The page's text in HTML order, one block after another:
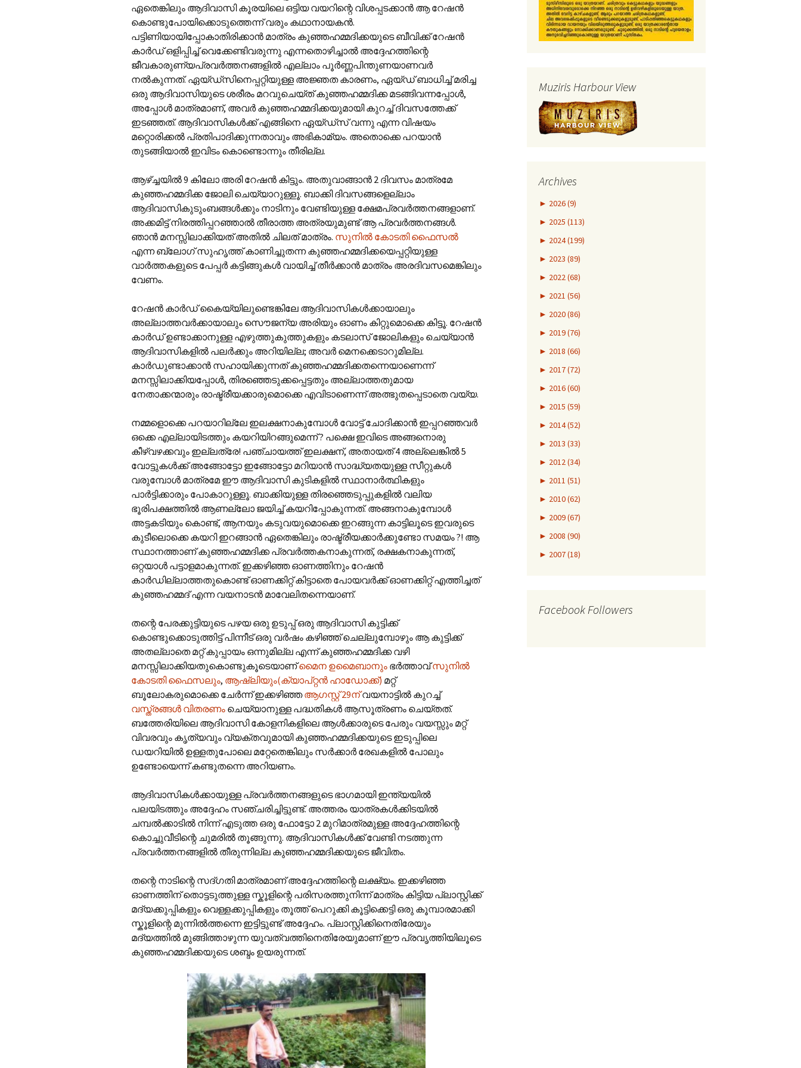
ഏതെങ്കിലും ആദിവാസി കൂരയിലെ ഒട്ടിയ വയറിന്റെ വിശപ്പടക്കാന്‍ ആ റേഷന്‍
കൊണ്ടുപോയിക്കൊടുത്തെന്ന് വരും കഥാനായകന്‍.
പട്ടിണിയായിപ്പോകാതിരിക്കാന്‍ മാത്രം കുഞ്ഞഹമ്മദിക്കയുടെ ബീവിക്ക് റേഷന്‍
കാര്‍ഡ് ഒളിപ്പിച്ച് വെക്കേണ്ടിവരുന്നു എന്നതൊഴിച്ചാല്‍ അദ്ദേഹത്തിന്റെ
ജീവകാരുണ്യപ്രവര്‍ത്തനങ്ങളില്‍ എല്ലാം പൂര്‍ണ്ണപിന്തുണയാണവര്‍
നല്‍കുന്നത്. ഏയ്ഡ്‌സിനെപ്പറ്റിയുള്ള അജ്ഞത കാരണം, ഏയ്‌ഡ് ബാധിച്ച് മരിച്ച
ഒരു ആദിവാസിയുടെ ശരീരം മറവുചെയ്ത് കുഞ്ഞഹമ്മദിക്ക മടങ്ങിവന്നപ്പോള്‍,
അപ്പോള്‍ മാത്രമാണ്, അവര്‍ കുഞ്ഞഹമ്മദിക്കയുമായി കുറച്ച് ദിവസത്തേക്ക്
ഇടഞ്ഞത്. ആദിവാസികള്‍ക്ക് എങ്ങിനെ ഏയ്‌ഡ്സ് വന്നു എന്ന വിഷയം
മറ്റൊരിക്കല്‍ പ്രതിപാദിക്കുന്നതാവും അഭികാമ്യം. അതൊക്കെ പറയാന്‍
തുടങ്ങിയാല്‍ ഇവിടം കൊണ്ടൊന്നും തീരില്ല.
ആഴ്ച്ചയില്‍ 9 കിലോ അരി റേഷന്‍ കിട്ടും. അതുവാങ്ങാന്‍ 2 ദിവസം മാത്രമേ
കുഞ്ഞഹമ്മദിക്ക ജോലി ചെയ്യാറുള്ളൂ. ബാക്കി ദിവസങ്ങളെല്ലാം
ആദിവാസികുടുംബങ്ങള്‍ക്കും നാടിനും വേണ്ടിയുള്ള ക്ഷേമപ്രവര്‍ത്തനങ്ങളാണ്.
അക്കമിട്ട് നിരത്തിപ്പറഞ്ഞാല്‍ തീരാത്ത അത്രയുമുണ്ട് ആ പ്രവര്‍ത്തനങ്ങള്‍.
ഞാന്‍ മനസ്സിലാക്കിയത് അതില്‍ ചിലത് മാത്രം. സുനില്‍ കോടതി ഫൈസല്‍
എന്ന ബ്ലോഗ് സുഹൃത്ത് കാണിച്ചുതന്ന കുഞ്ഞഹമ്മദിക്കയെപ്പറ്റിയുള്ള
വാര്‍ത്തകളുടെ പേപ്പര്‍ കട്ടിങ്ങുകള്‍ വായിച്ച് തീര്‍ക്കാന്‍ മാത്രം അരദിവസമെങ്കിലും
വേണം.
റേഷന്‍ കാര്‍ഡ് കൈയ്യിലുണ്ടെങ്കിലേ ആദിവാസികള്‍ക്കായാലും
അല്ലാത്തവര്‍ക്കായാലും സൌജന്യ അരിയും ഓണം കിറ്റുമൊക്കെ കിട്ടൂ. റേഷന്‍
കാര്‍ഡ് ഉണ്ടാക്കാനുള്ള എഴുത്തുകുത്തുകളും കടലാസ് ജോലികളും ചെയ്യാന്‍
ആദിവാസികളില്‍ പലര്‍ക്കും അറിയില്ല; അവര്‍ മെനക്കെടാറുമില്ല.
കാര്‍ഡുണ്ടാക്കാന്‍ സഹായിക്കുന്നത് കുഞ്ഞഹമ്മദിക്കതന്നെയാണെന്ന്
മനസ്സിലാക്കിയപ്പോള്‍, തിരഞ്ഞെടുക്കപ്പെട്ടതും അല്ലാത്തതുമായ
നേതാക്കന്മാരും രാഷ്ട്രീയക്കാരുമൊക്കെ എവിടാണെന്ന് അത്ഭുതപ്പെടാതെ വയ്യ.
നമ്മളൊക്കെ പറയാറില്ലേ ഇലക്ഷനാകുമ്പോള്‍ വോട്ട് ചോദിക്കാന്‍ ഇപ്പറഞ്ഞവര്‍
ഒക്കെ എല്ലായിടത്തും കയറിയിറങ്ങുമെന്ന് ? പക്ഷെ ഇവിടെ അങ്ങനൊരു
കീഴ്‌വഴക്കവും ഇല്ലത്രേ! പഞ്ചായത്ത് ഇലക്ഷന്, അതായത് 4 അല്ലെങ്കില്‍ 5
വോട്ടുകള്‍ക്ക് അങ്ങോട്ടോ ഇങ്ങോട്ടോ മറിയാന്‍ സാദ്ധ്യതയുള്ള സീറ്റുകള്‍
വരുമ്പോള്‍ മാത്രമേ ഈ ആദിവാസി കുടികളില്‍ സ്ഥാനാര്‍ത്ഥികളും
പാര്‍ട്ടിക്കാരും പോകാറുള്ളൂ. ബാക്കിയുള്ള തിരഞ്ഞെടുപ്പുകളില്‍ വലിയ
ഭൂരിപക്ഷത്തില്‍ ആണല്ലോ ജയിച്ച് കയറിപ്പോകുന്നത്. അങ്ങനാകുമ്പോള്‍
അട്ടകടിയും കൊണ്ട്, ആനയും കടുവയുമൊക്കെ ഇറങ്ങുന്ന കാട്ടിലൂടെ ഇവരുടെ
കുടീലൊക്കെ കയറി ഇറങ്ങാന്‍ ഏതെങ്കിലും രാഷ്ട്രീയക്കാര്‍ക്കുണ്ടോ സമയം ?! ആ
സ്ഥാനത്താണ് കുഞ്ഞഹമ്മദിക്ക പ്രവര്‍ത്തകനാകുന്നത്, രക്ഷകനാകുന്നത്,
ഒറ്റയാള്‍ പട്ടാളമാകുന്നത്. ഇക്കഴിഞ്ഞ ഓണത്തിനും റേഷന്‍‌
കാര്‍ഡില്ലാത്തതുകൊണ്ട് ഓണക്കിറ്റ് കിട്ടാതെ പോയവര്‍ക്ക് ഓണക്കിറ്റ് എത്തിച്ചത്
കുഞ്ഞഹമ്മദ് എന്ന വയനാടന്‍ മാവേലിതന്നെയാണ്.
തന്റെ പേരക്കുട്ടിയുടെ പഴയ ഒരു ഉടുപ്പ് ഒരു ആദിവാസി കുട്ടിക്ക്
കൊണ്ടുക്കൊടുത്തിട്ട് പിന്നീട് ഒരു വര്‍ഷം കഴിഞ്ഞ് ചെല്ലുമ്പോഴും ആ കുട്ടിക്ക്
അതല്ലാതെ മറ്റ് കുപ്പായം ഒന്നുമില്ല എന്ന് കുഞ്ഞഹമ്മദിക്ക വഴി
മനസ്സിലാക്കിയതുകൊണ്ടുകൂടെയാണ്മൈന ഉമൈബാനും ഭര്‍ത്താവ്സുനില്‍
കോടതി ഫൈസലും, ആഷ്‌ലിയും(ക്യാപ്റ്റന്‍ ഹാഡോക്ക്) മറ്റ്
ബൂലോകരുമൊക്കെ ചേര്‍ന്ന് ഇക്കഴിഞ്ഞആഗസ്റ്റ് 29ന്വയനാട്ടില്‍ കുറച്ച്
വസ്ത്രങ്ങള്‍ വിതരണം ചെയ്യാനുള്ള പദ്ധതികള്‍ ആസൂത്രണം ചെയ്തത്.
ബത്തേരിയിലെ ആദിവാസി കോളനികളിലെ ആള്‍ക്കാരുടെ പേരും വയസ്സും മറ്റ്
വിവരവും കൃത്യവും വ്യക്തവുമായി കുഞ്ഞഹമ്മദിക്കയുടെ ഇടുപ്പിലെ
ഡയറിയില്‍ ഉള്ളതുപോലെ മറ്റേതെങ്കിലും സര്‍ക്കാര്‍ രേഖകളില്‍ പോലും
ഉണ്ടോയെന്ന് കണ്ടുതന്നെ അറിയണം.
ആദിവാസികള്‍ക്കായുള്ള പ്രവര്‍ത്തനങ്ങളുടെ ഭാഗമായി ഇന്ത്യയില്‍
പലയിടത്തും അദ്ദേഹം സഞ്ചരിച്ചിട്ടുണ്ട്. അത്തരം യാത്രകള്‍ക്കിടയില്‍
ചമ്പല്‍ക്കാടില്‍ നിന്ന് എടുത്ത ഒരു ഫോട്ടോ 2 മുറിമാത്രമുള്ള അദ്ദേഹത്തിന്റെ
കൊച്ചുവീടിന്റെ ചുമരില്‍ തൂങ്ങുന്നു. ആദിവാസികള്‍ക്ക് വേണ്ടി നടത്തുന്ന
പ്രവര്‍ത്തനങ്ങളില്‍ തീരുന്നില്ല കുഞ്ഞഹമ്മദിക്കയുടെ ജീവിതം.
തന്റെ നാടിന്റെ സദ്‌ഗതി മാത്രമാണ് അദ്ദേഹത്തിന്റെ ലക്ഷ്യം. ഇക്കഴിഞ്ഞ
ഓണത്തിന് തൊട്ടടുത്തുള്ള സ്കൂളിന്റെ പരിസരത്തുനിന്ന് മാത്രം കിട്ടിയ പ്ലാസ്റ്റിക്ക്
മദ്യക്കുപ്പികളും വെള്ളക്കുപ്പികളും തൂത്ത് പെറുക്കി കൂട്ടിക്കെട്ടി ഒരു കൂമ്പാരമാക്കി
സ്കൂളിന്റെ മുന്നില്‍ത്തന്നെ ഇട്ടിട്ടുണ്ട് അദ്ദേഹം. പ്ലാസ്റ്റിക്കിനെതിരേയും
മദ്യത്തില്‍ മുങ്ങിത്താഴുന്ന യുവത്വത്തിനെതിരേയുമാണ് ഈ പ്രവൃത്തിയിലൂടെ
കുഞ്ഞഹമ്മദിക്കയുടെ ശബ്ദം ഉയരുന്നത്.
Muziris Harbour View
Archives
► 2026 (9)
► 2025 (113)
► 2024 (199)
► 2023 (89)
► 2022 (68)
► 2021 (56)
► 2020 (86)
► 2019 (76)
► 2018 (66)
► 2017 (72)
► 2016 (60)
► 2015 (59)
► 2014 (52)
► 2013 (33)
► 2012 (34)
► 2011 (51)
► 2010 (62)
► 2009 (67)
► 2008 (90)
► 2007 (18)
Facebook Followers